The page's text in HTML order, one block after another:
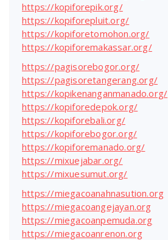
https://kopiforepik.org/
https://kopiforepluit.org/
https://kopiforetomohon.org/
https://kopiforemakassar.org/
https://pagisorebogor.org/
https://pagisoretangerang.org/
https://kopikenanganmanado.org/
https://kopiforedepok.org/
https://kopiforebali.org/
https://kopiforebogor.org/
https://kopiforemanado.org/
https://mixuejabar.org/
https://mixuesumut.org/
https://miegacoanahnasution.org
https://miegacoangejayan.org
https://miegacoanpemuda.org
https://miegacoanrenon.org